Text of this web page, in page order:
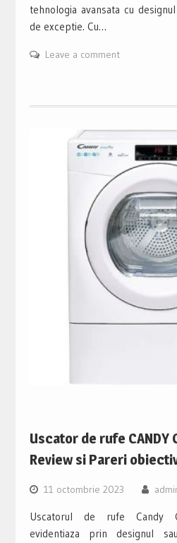
tehnologia avansata cu
de exceptie. Cu…
Leave a comment
Uscator de rufe CANDY
Review si Pareri
11 octombrie 2023
Uscatorul de rufe Candy
evidentiaza prin designul